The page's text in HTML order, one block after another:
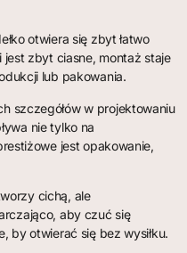
otwiera się zbyt łatwo
jest zbyt ciasne, montaż staje
lub pakowania.
szczegółów w projektowaniu
nie tylko na
jest opakowanie,
cichą, ale
aby czuć się
by otwierać się bez wysiłku.